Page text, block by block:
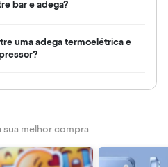
bar e adega?
uma adega termoelétrica e
sua melhor compra